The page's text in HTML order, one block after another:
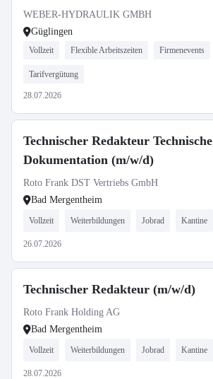
WEBER-HYDRAULIK GMBH
Güglingen
Vollzeit Flexible Arbeitszeiten Firmenevents
Tarifvergütung
28.07.2026
Technischer Redakteur Technische
Dokumentation (m/w/d)
Roto Frank DST Vertriebs GmbH
Bad Mergentheim
Vollzeit Weiterbildungen Jobrad Kantine
26.07.2026
Technischer Redakteur (m/w/d)
Roto Frank Holding AG
Bad Mergentheim
Vollzeit Weiterbildungen Jobrad Kantine
28.07.2026